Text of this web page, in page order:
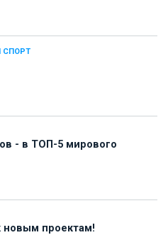
СПОРТ
- в ТОП-5 мирового
новым проектам!